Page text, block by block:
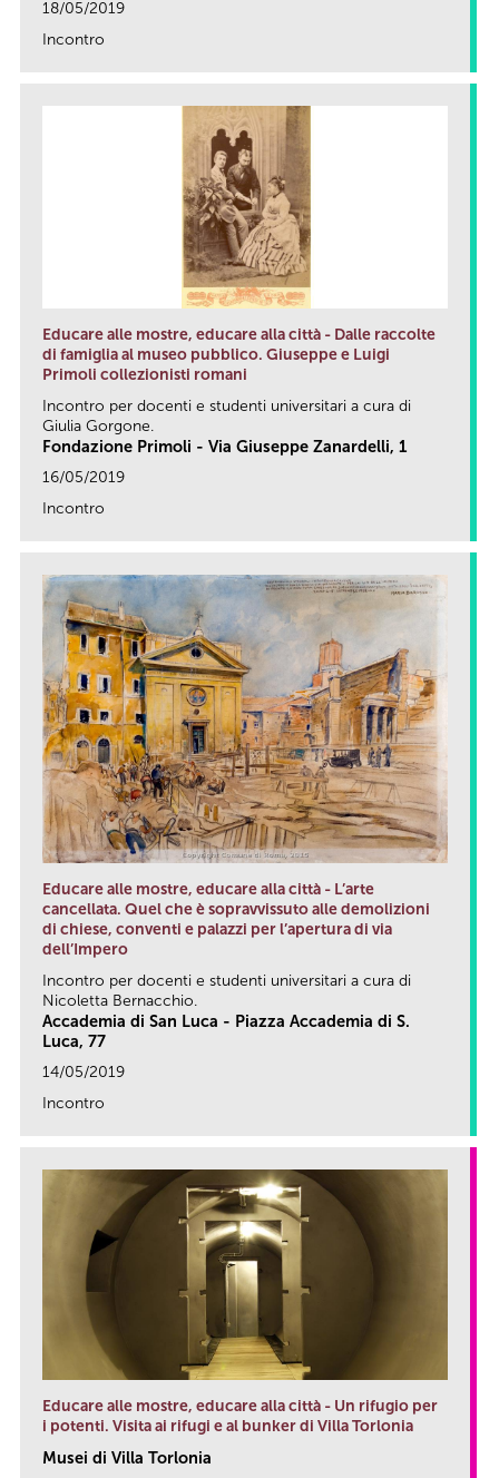
18/05/2019
Incontro
Educare alle mostre, educare alla città - Dalle raccolte
di famiglia al museo pubblico. Giuseppe e Luigi
Primoli collezionisti romani
Incontro per docenti e studenti universitari a cura di
Giulia Gorgone.
Fondazione Primoli - Via Giuseppe Zanardelli, 1
16/05/2019
Incontro
Educare alle mostre, educare alla città - L’arte
cancellata. Quel che è sopravvissuto alle demolizioni
di chiese, conventi e palazzi per l’apertura di via
dell’Impero
Incontro per docenti e studenti universitari a cura di
Nicoletta Bernacchio.
Accademia di San Luca - Piazza Accademia di S.
Luca, 77
14/05/2019
Incontro
Educare alle mostre, educare alla città - Un rifugio per
i potenti. Visita ai rifugi e al bunker di Villa Torlonia
Musei di Villa Torlonia